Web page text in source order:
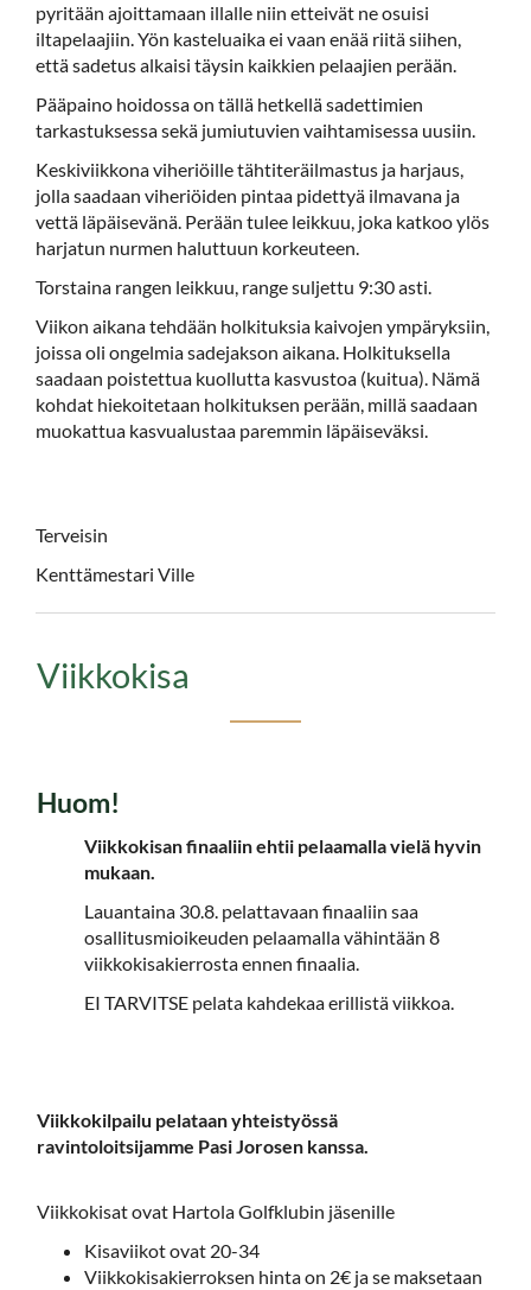
pyritään ajoittamaan illalle niin etteivät ne osuisi
iltapelaajiin. Yön kasteluaika ei vaan enää riitä siihen,
että sadetus alkaisi täysin kaikkien pelaajien perään.
Pääpaino hoidossa on tällä hetkellä sadettimien
tarkastuksessa sekä jumiutuvien vaihtamisessa uusiin.
Keskiviikkona viheriöille tähtiteräilmastus ja harjaus,
jolla saadaan viheriöiden pintaa pidettyä ilmavana ja
vettä läpäisevänä. Perään tulee leikkuu, joka katkoo ylös
harjatun nurmen haluttuun korkeuteen.
Torstaina rangen leikkuu, range suljettu 9:30 asti.
Viikon aikana tehdään holkituksia kaivojen ympäryksiin,
joissa oli ongelmia sadejakson aikana. Holkituksella
saadaan poistettua kuollutta kasvustoa (kuitua). Nämä
kohdat hiekoitetaan holkituksen perään, millä saadaan
muokattua kasvualustaa paremmin läpäiseväksi.
Terveisin
Kenttämestari Ville
Viikkokisa
Huom!​​​​​​​
​​​​​​​Viikkokisan finaaliin ehtii pelaamalla vielä hyvin
mukaan.
Lauantaina 30.8. pelattavaan finaaliin saa
osallitusmioikeuden pelaamalla vähintään 8
viikkokisakierrosta ennen finaalia.
EI TARVITSE pelata kahdekaa erillistä viikkoa.
Viikkokilpailu pelataan yhteistyössä
ravintoloitsijamme Pasi Jorosen kanssa.
Viikkokisat ovat Hartola Golfklubin jäsenille
Kisaviikot ovat 20-34
Viikkokisakierroksen hinta on 2€ ja se maksetaan